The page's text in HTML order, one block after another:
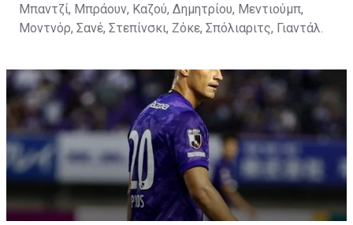
Μπαντζί, Μπράουν, Καζού, Δημητρίου, Μεντιούμπ,
Μοντνόρ, Σανέ, Στεπίνσκι, Ζόκε, Σπόλιαριτς, Γιαντάλ.